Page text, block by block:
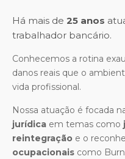
Há mais de 25 anos
trabalhador bancário.
Conhecemos a rotina
danos reais que o
vida profissional.
Nossa atuação é focada
jurídica em temas como
reintegração e o
ocupacionais como